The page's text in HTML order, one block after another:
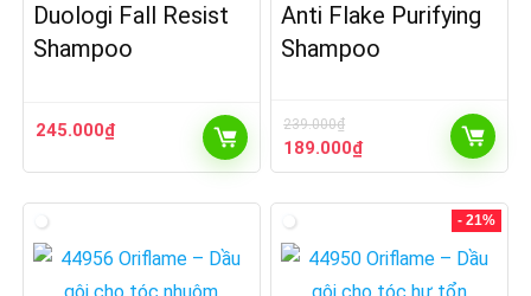
Duologi Fall Resist
Shampoo
245.000₫
Anti Flake Purifying
Shampoo
239.000₫
Giá
gốc
239.000₫.
189.000₫Giá
hiện
- 21%